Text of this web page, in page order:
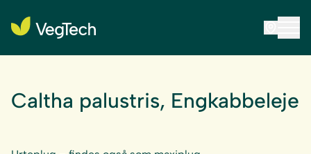
Caltha palustris, Engkabbeleje